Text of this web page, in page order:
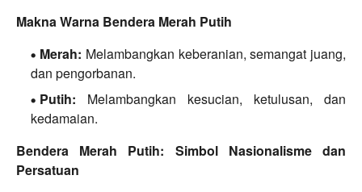
Makna Warna Bendera Merah Putih
Merah: Melambangkan keberanian, semangat juang,
dan pengorbanan.
Putih: Melambangkan kesucian, ketulusan, dan
kedamaian.
Bendera Merah Putih: Simbol Nasionalisme dan
Persatuan